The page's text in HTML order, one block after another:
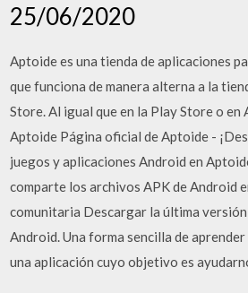
25/06/2020
Aptoide es una tienda de aplicaciones
que funciona de manera alterna a la
Store. Al igual que en la Play Store o en
Aptoide Página oficial de Aptoide -
juegos y aplicaciones Android en
comparte los archivos APK de Android
comunitaria Descargar la última
Android. Una forma sencilla de
una aplicación cuyo objetivo es